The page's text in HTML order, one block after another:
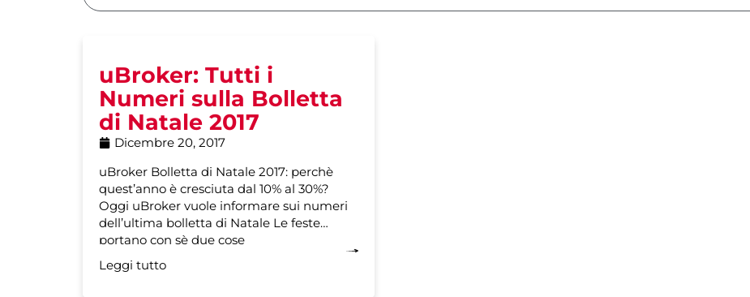
uBroker: Tutti i
Numeri sulla Bolletta
di Natale 2017
Dicembre 20, 2017
uBroker Bolletta di Natale 2017: perchè
quest’anno è cresciuta dal 10% al 30%?
Oggi uBroker vuole informare sui numeri
dell’ultima bolletta di Natale Le feste
portano con sè due cose
Leggi tutto